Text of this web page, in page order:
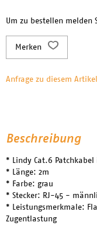
Um zu bestellen melden
Merken
Anfrage zu diesem
Beschreibung
* Lindy Cat.6
* Länge: 2m
* Farbe: grau
* Stecker: RJ-45 -
* Leistungsmerkmale:
Zugentlastung